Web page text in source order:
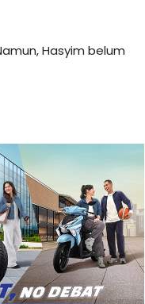
Hasyim belum